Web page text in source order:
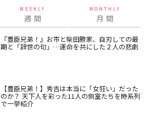
WEEKLY
週 間
MONTHLY
月 間
『豊臣兄弟！』お市と柴田勝家、自刃しての最
期と「辞世の句」…運命を共にした２人の悲劇
【豊臣兄弟！】秀吉は本当に「女狂い」だった
のか？ 天下人を彩った11人の側室たちを時系列
で一挙紹介